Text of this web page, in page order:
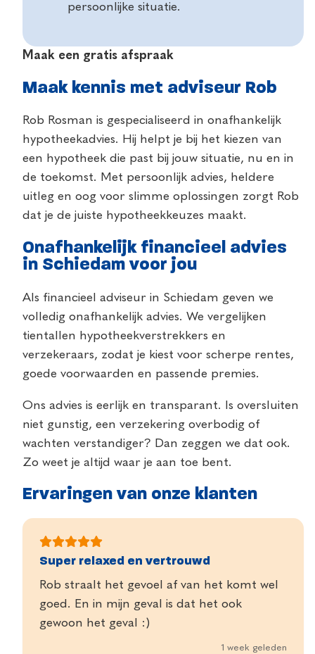
persoonlijke situatie.
Maak een gratis afspraak
Maak kennis met adviseur Rob
Rob Rosman is gespecialiseerd in onafhankelijk
hypotheekadvies. Hij helpt je bij het kiezen van
een hypotheek die past bij jouw situatie, nu en in
de toekomst. Met persoonlijk advies, heldere
uitleg en oog voor slimme oplossingen zorgt Rob
dat je de juiste hypotheekkeuzes maakt.
Onafhankelijk financieel advies
in Schiedam voor jou
Als financieel adviseur in Schiedam geven we
volledig onafhankelijk advies. We vergelijken
tientallen hypotheekverstrekkers en
verzekeraars, zodat je kiest voor scherpe rentes,
goede voorwaarden en passende premies.
Ons advies is eerlijk en transparant. Is oversluiten
niet gunstig, een verzekering overbodig of
wachten verstandiger? Dan zeggen we dat ook.
Zo weet je altijd waar je aan toe bent.
Ervaringen van onze klanten
Super relaxed en vertrouwd
Rob straalt het gevoel af van het komt wel
goed. En in mijn geval is dat het ook
gewoon het geval :)
1 week geleden